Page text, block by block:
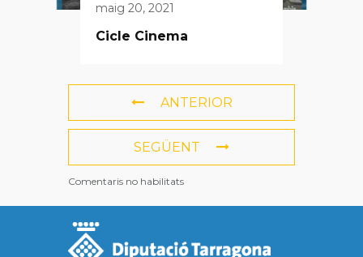
maig 20, 2021
Cicle Cinema
ANTERIOR
SEGÜENT
Comentaris no habilitats